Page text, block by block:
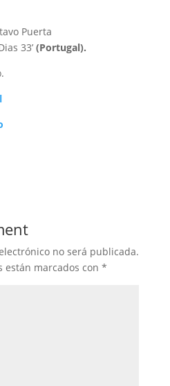
Puerta
33’ (Portugal).
no será publicada.
están marcados con *